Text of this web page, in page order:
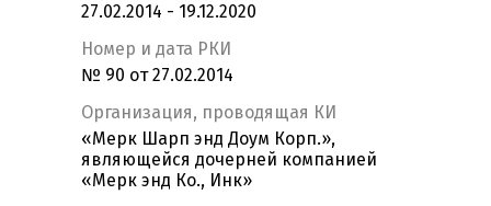
27.02.2014 - 19.12.2020
Номер и дата РКИ
№ 90 от 27.02.2014
Организация, проводящая КИ
«Мерк Шарп энд Доум Корп.»,
являющейся дочерней компанией
«Мерк энд Ко., Инк»